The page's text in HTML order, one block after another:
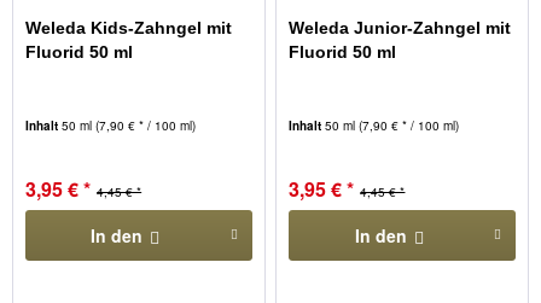
Weleda Kids-Zahngel mit
Fluorid 50 ml
Inhalt50 ml(7,90 € * / 100 ml)
4,45 € *
3,95 € *
In den
Weleda Junior-Zahngel mit
Fluorid 50 ml
Inhalt50 ml(7,90 € * / 100 ml)
4,45 € *
3,95 € *
In den